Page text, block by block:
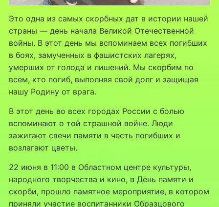
Это одна из самых скорбных дат в истории нашей
страны — день начала Великой Отечественной
войны. В этот день мы вспоминаем всех погибших
в боях, замученных в фашистских лагерях,
умерших от голода и лишений. Мы скорбим по
всем, кто погиб, выполняя свой долг и защищая
нашу Родину от врага.
В этот день во всех городах России с болью
вспоминают о той страшной войне. Люди
зажигают свечи памяти в честь погибших и
возлагают цветы.
22 июня в 11:00 в Областном центре культуры,
народного творчества и кино, в День памяти и
скорби, прошло памятное мероприятие, в котором
приняли участие воспитанники Образцового